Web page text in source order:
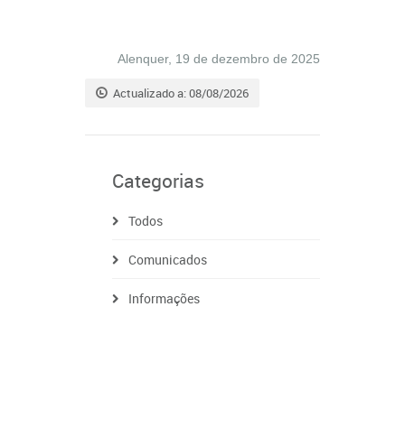
Alenquer, 19 de dezembro de 2025
Actualizado a: 08/08/2026
Categorias
Todos
Comunicados
Informações